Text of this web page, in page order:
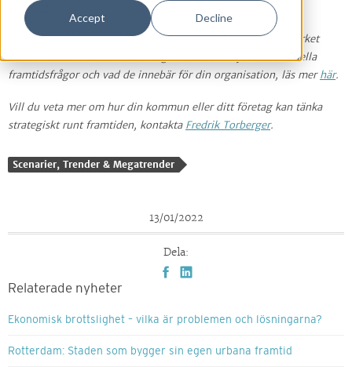
Accept Decline
gratis
Den här artikeln bygger på en nylig rapport i kunskapsnätverket
Kairos Future Club. Vill du få regelbundna analyser om aktuella
framtidsfrågor och vad de innebär för din organisation, läs merhär.
Vill du veta mer om hur din kommun eller ditt företag kan tänka
strategiskt runt framtiden, kontakta Fredrik Torberger.
Scenarier, Trender & Megatrender
13/01/2022
Dela:
Relaterade nyheter
Ekonomisk brottslighet – vilka är problemen och lösningarna?
Rotterdam: Staden som bygger sin egen urbana framtid